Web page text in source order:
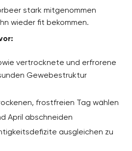
stark mitgenommen
wieder fit bekommen.
vertrocknete und erfrorene
Gewebestruktur
frostfreien Tag wählen
April abschneiden
ausgleichen zu